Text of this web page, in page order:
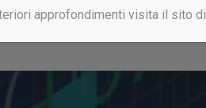
registrato? CLICCA QUI
approfondimenti visita il sito di